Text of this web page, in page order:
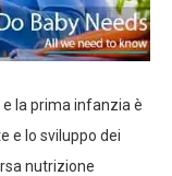
la prima infanzia è
e lo sviluppo dei
nutrizione